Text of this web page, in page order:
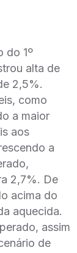
do 1º
alta de
2,5%.
como
a maior
aos
a
2,7%. De
acima do
aquecida.
assim
de